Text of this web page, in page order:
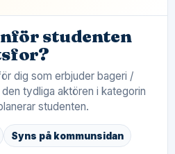
studenten
dig som erbjuder bageri /
tydliga aktören i kategorin
studenten.
Syns på kommunsidan